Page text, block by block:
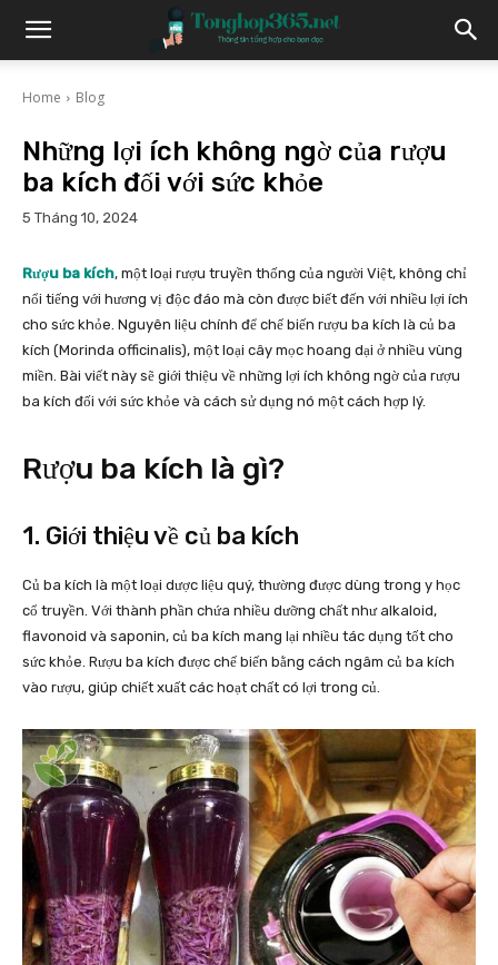
Home Blog
Những lợi ích không ngờ của rượu
ba kích đối với sức khỏe
5 Tháng 10, 2024
Rượu ba kích, một loại rượu truyền thống của người Việt, không chỉ
nổi tiếng với hương vị độc đáo mà còn được biết đến với nhiều lợi ích
cho sức khỏe. Nguyên liệu chính để chế biến rượu ba kích là củ ba
kích (Morinda officinalis), một loại cây mọc hoang dại ở nhiều vùng
miền. Bài viết này sẽ giới thiệu về những lợi ích không ngờ của rượu
ba kích đối với sức khỏe và cách sử dụng nó một cách hợp lý.
Rượu ba kích là gì?
1. Giới thiệu về củ ba kích
Củ ba kích là một loại dược liệu quý, thường được dùng trong y học
cổ truyền. Với thành phần chứa nhiều dưỡng chất như alkaloid,
flavonoid và saponin, củ ba kích mang lại nhiều tác dụng tốt cho
sức khỏe. Rượu ba kích được chế biến bằng cách ngâm củ ba kích
vào rượu, giúp chiết xuất các hoạt chất có lợi trong củ.